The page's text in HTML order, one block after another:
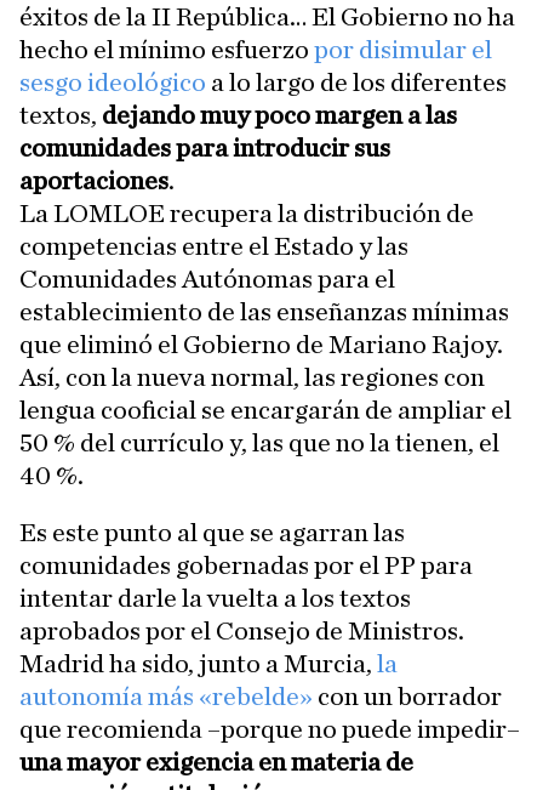
éxitos de la II República… El Gobierno no ha
hecho el mínimo esfuerzo por disimular el
sesgo ideológico a lo largo de los diferentes
textos, dejando muy poco margen a las
comunidades para introducir sus
aportaciones.
La LOMLOE recupera la distribución de
competencias entre el Estado y las
Comunidades Autónomas para el
establecimiento de las enseñanzas mínimas
que eliminó el Gobierno de Mariano Rajoy.
Así, con la nueva normal, las regiones con
lengua cooficial se encargarán de ampliar el
50 % del currículo y, las que no la tienen, el
40 %.
Es este punto al que se agarran las
comunidades gobernadas por el PP para
intentar darle la vuelta a los textos
aprobados por el Consejo de Ministros.
Madrid ha sido, junto a Murcia, la
autonomía más «rebelde» con un borrador
que recomienda –porque no puede impedir–
una mayor exigencia en materia de